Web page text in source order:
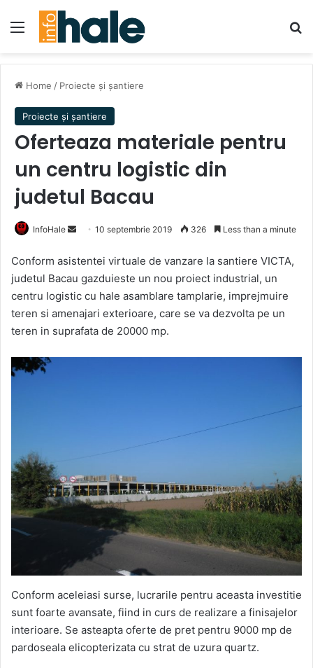
Menu
Home / Proiecte și șantiere
Proiecte și șantiere
Oferteaza materiale pentru
un centru logistic din
judetul Bacau
InfoHale
Send
email
10 septembrie 2019 326 Less than a minute
Conform asistentei virtuale de vanzare la santiere VICTA,
judetul Bacau gazduieste un nou proiect industrial, un
centru logistic cu hale asamblare tamplarie, imprejmuire
teren si amenajari exterioare, care se va dezvolta pe un
teren in suprafata de 20000 mp.
Conform aceleiasi surse, lucrarile pentru aceasta investitie
sunt foarte avansate, fiind in curs de realizare a finisajelor
interioare. Se asteapta oferte de pret pentru 9000 mp de
pardoseala elicopterizata cu strat de uzura quartz.